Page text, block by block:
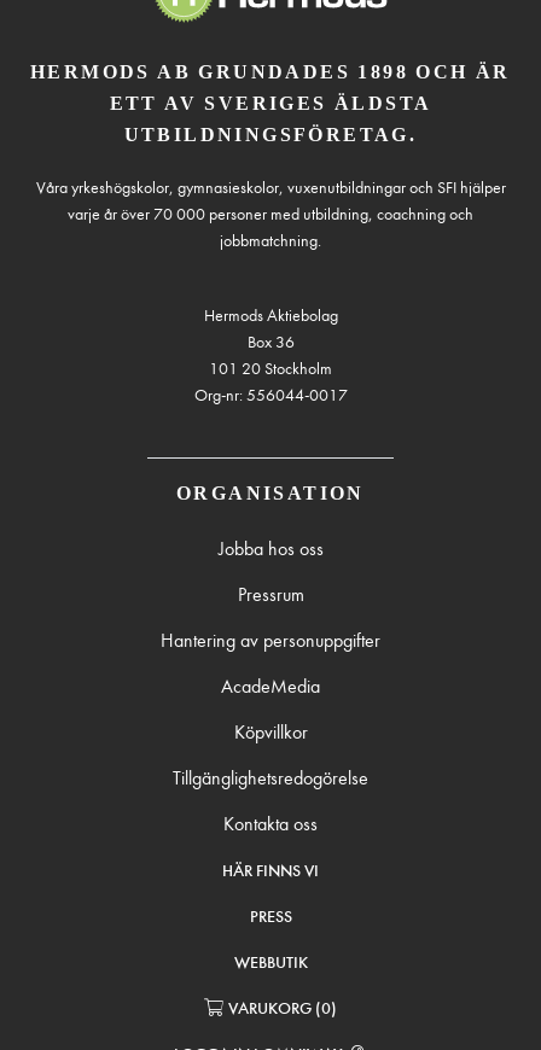
HERMODS AB GRUNDADES 1898 OCH ÄR
ETT AV SVERIGES ÄLDSTA
UTBILDNINGSFÖRETAG.
Våra yrkeshögskolor, gymnasieskolor, vuxenutbildningar och SFI hjälper
varje år över 70 000 personer med utbildning, coachning och
jobbmatchning.
Hermods Aktiebolag
Box 36
101 20 Stockholm
Org-nr: 556044-0017
ORGANISATION
Jobba hos oss
Pressrum
Hantering av personuppgifter
AcadeMedia
Köpvillkor
Tillgänglighetsredogörelse
Kontakta oss
HÄR FINNS VI
PRESS
WEBBUTIK
VARUKORG (0)